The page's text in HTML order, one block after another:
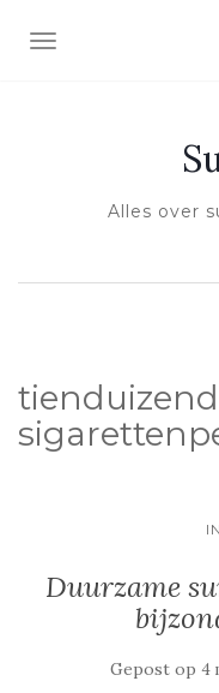
SCHAKEL NAVIGATIE
Alles over
tienduizend
Duurzame
Gepost op 4